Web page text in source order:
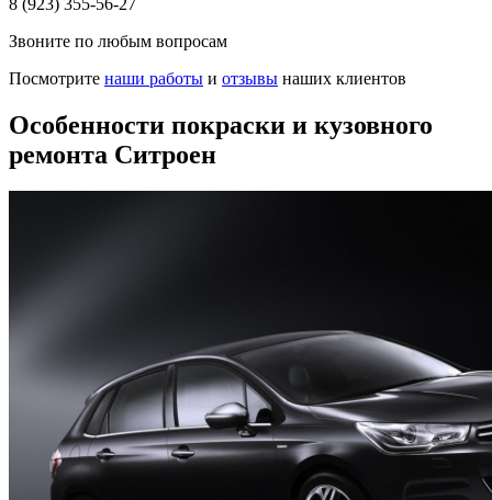
Звоните по любым вопросам
Посмотрите наши работы и отзывы наших клиентов
Особенности покраски и кузовного
ремонта Ситроен